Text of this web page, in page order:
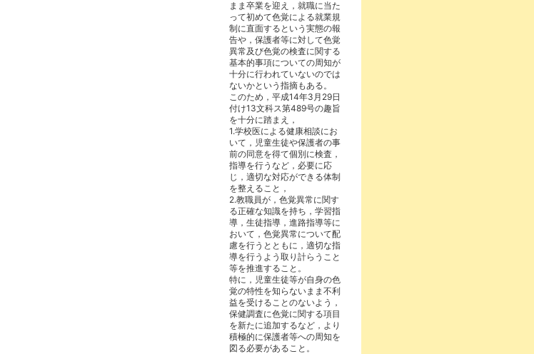
まま卒業を迎え，就職に当た
って初めて色覚による就業規
制に直面するという実態の報
告や，保護者等に対して色覚
異常及び色覚の検査に関する
基本的事項についての周知が
十分に行われていないのでは
ないかという指摘もある。
このため，平成14年3月29日
付け13文科ス第489号の趣旨
を十分に踏まえ，
1.学校医による健康相談にお
いて，児童生徒や保護者の事
前の同意を得て個別に検査，
指導を行うなど，必要に応
じ，適切な対応ができる体制
を整えること，
2.教職員が，色覚異常に関す
る正確な知識を持ち，学習指
導，生徒指導，進路指導等に
おいて，色覚異常について配
慮を行うとともに，適切な指
導を行うよう取り計らうこと
等を推進すること。
特に，児童生徒等が自身の色
覚の特性を知らないまま不利
益を受けることのないよう，
保健調査に色覚に関する項目
を新たに追加するなど，より
積極的に保護者等への周知を
図る必要があること。